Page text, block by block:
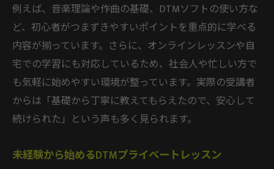
例えば、音楽理論や作曲の基礎、DTMソフトの使い方な
ど、初心者がつまずきやすいポイントを重点的に学べる
内容が揃っています。さらに、オンラインレッスンや自
宅での学習にも対応しているため、社会人や忙しい方で
も気軽に始めやすい環境が整っています。実際の受講者
からは「基礎から丁寧に教えてもらえたので、安心して
続けられた」という声も多く見られます。
未経験から始めるDTMプライベートレッスン